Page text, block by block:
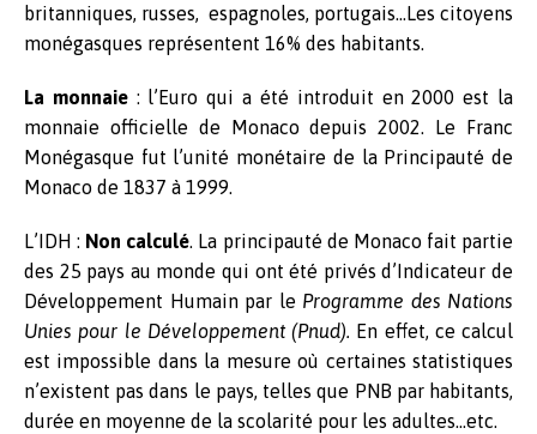
britanniques, russes, espagnoles, portugais…Les citoyens
monégasques représentent 16% des habitants.
La monnaie : l’Euro qui a été introduit en 2000 est la
monnaie officielle de Monaco depuis 2002. Le Franc
Monégasque fut l’unité monétaire de la Principauté de
Monaco de 1837 à 1999.
L’IDH : Non calculé. La principauté de Monaco fait partie
des 25 pays au monde qui ont été privés d’Indicateur de
Développement Humain par le Programme des Nations
Unies pour le Développement (Pnud). En effet, ce calcul
est impossible dans la mesure où certaines statistiques
n’existent pas dans le pays, telles que PNB par habitants,
durée en moyenne de la scolarité pour les adultes…etc.